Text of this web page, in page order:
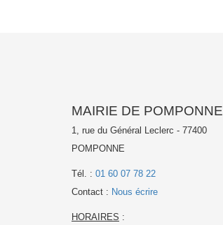
MAIRIE DE POMPONNE
1, rue du Général Leclerc - 77400
POMPONNE
Tél. : 01 60 07 78 22
Contact : Nous écrire
HORAIRES :